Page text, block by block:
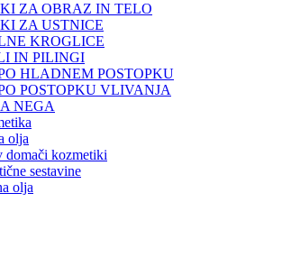
ZA OBRAZ IN TELO
ZA USTNICE
KROGLICE
IN PILINGI
HLADNEM POSTOPKU
POSTOPKU VLIVANJA
NEGA
olja
domači kozmetiki
sestavine
olja